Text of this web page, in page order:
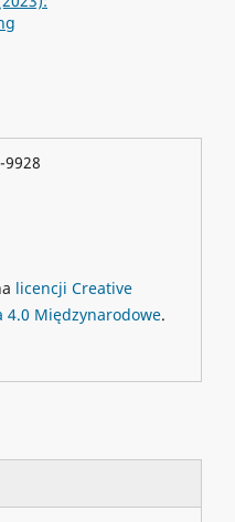
9928
licencji Creative
4.0 Międzynarodowe.